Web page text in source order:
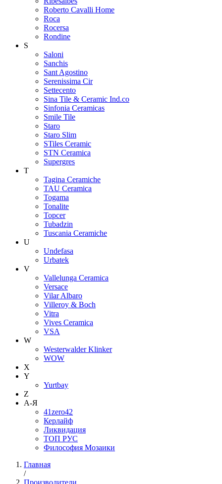
Roberto Cavalli Home
Roca
Rocersa
Rondine
S
Saloni
Sanchis
Sant Agostino
Serenissima Cir
Settecento
Sina Tile & Ceramic Ind.co
Sinfonia Ceramicas
Smile Tile
Staro
Staro Slim
STiles Ceramic
STN Ceramica
Supergres
T
Tagina Ceramiche
TAU Ceramica
Togama
Tonalite
Topcer
Tubadzin
Tuscania Ceramiche
U
Undefasa
Urbatek
V
Vallelunga Ceramica
Versace
Vilar Albaro
Villeroy & Boch
Vitra
Vives Ceramica
VSA
W
Westerwalder Klinker
WOW
X
Y
Yurtbay
Z
А-Я
41zero42
Керлайф
Ликвидация
ТОП РУС
Философия Мозаики
Главная
/
Производители